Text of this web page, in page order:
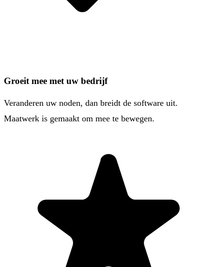
Groeit mee met uw bedrijf
Veranderen uw noden, dan breidt de software uit.
Maatwerk is gemaakt om mee te bewegen.